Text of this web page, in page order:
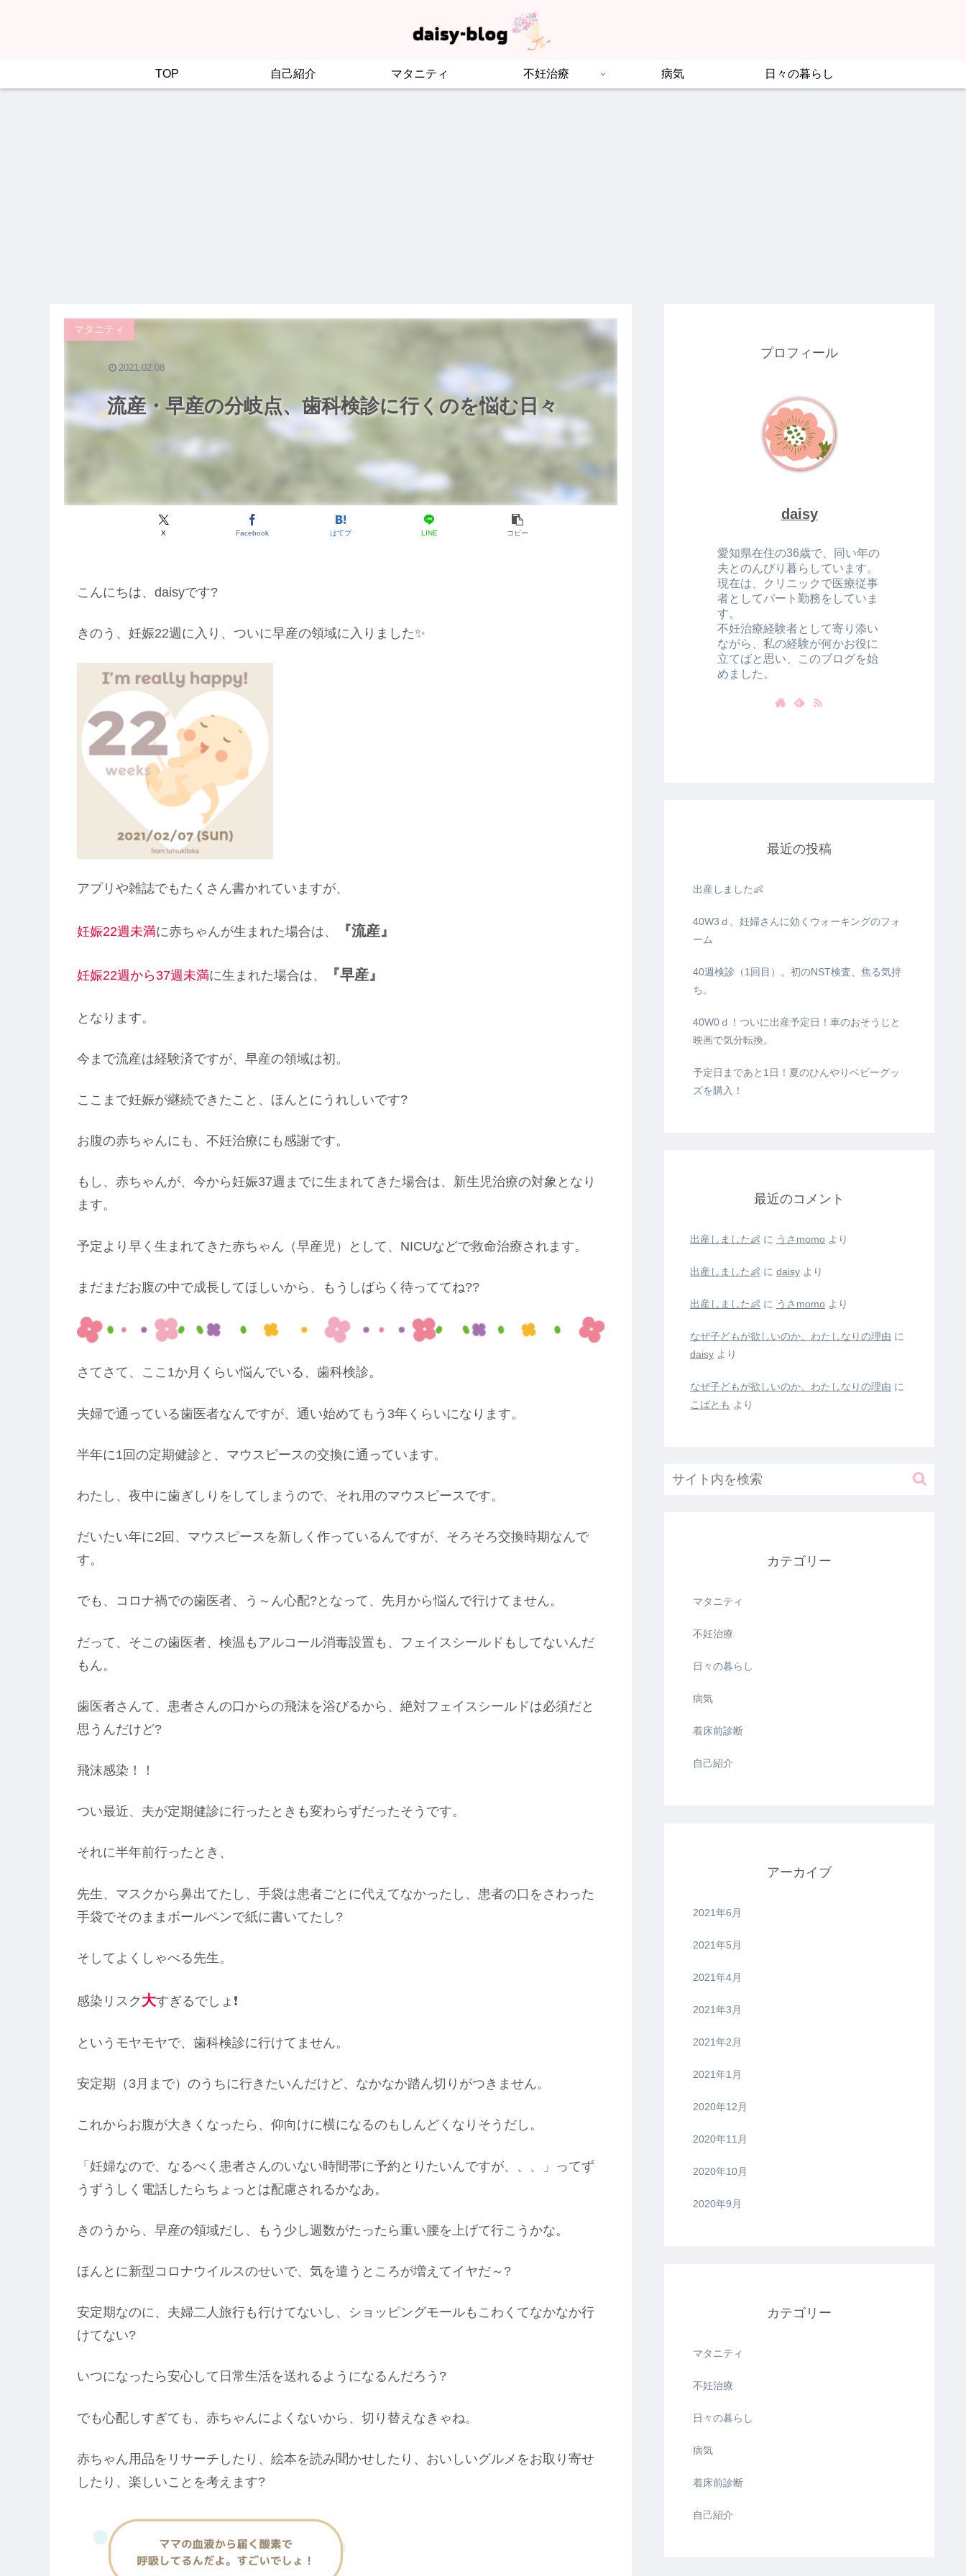
TOP 自己紹介 マタニティ 不妊治療 病気 日々の暮らし
流産・早産の分岐点、歯科検診に行くのを悩む日々
マタニティ
X Facebook はてブ LINE コピー
2021.02.08
こんにちは、daisyです?
きのう、妊娠22週に入り、ついに早産の領域に入りました✨
アプリや雑誌でもたくさん書かれていますが、
妊娠22週未満に赤ちゃんが生まれた場合は、 『流産』
妊娠22週から37週未満に生まれた場合は、 『早産』
となります。
今まで流産は経験済ですが、早産の領域は初。
ここまで妊娠が継続できたこと、ほんとにうれしいです?
お腹の赤ちゃんにも、不妊治療にも感謝です。
もし、赤ちゃんが、今から妊娠37週までに生まれてきた場合は、新生児治療の対象となり
ます。
予定より早く生まれてきた赤ちゃん（早産児）として、NICUなどで救命治療されます。
まだまだお腹の中で成長してほしいから、もうしばらく待っててね??
さてさて、ここ1か月くらい悩んでいる、歯科検診。
夫婦で通っている歯医者なんですが、通い始めてもう3年くらいになります。
半年に1回の定期健診と、マウスピースの交換に通っています。
わたし、夜中に歯ぎしりをしてしまうので、それ用のマウスピースです。
だいたい年に2回、マウスピースを新しく作っているんですが、そろそろ交換時期なんで
す。
でも、コロナ禍での歯医者、う～ん心配?となって、先月から悩んで行けてません。
だって、そこの歯医者、検温もアルコール消毒設置も、フェイスシールドもしてないんだ
もん。
歯医者さんて、患者さんの口からの飛沫を浴びるから、絶対フェイスシールドは必須だと
思うんだけど?
飛沫感染！！
つい最近、夫が定期健診に行ったときも変わらずだったそうです。
それに半年前行ったとき、
先生、マスクから鼻出てたし、手袋は患者ごとに代えてなかったし、患者の口をさわった
手袋でそのままボールペンで紙に書いてたし?
そしてよくしゃべる先生。
感染リスク 大すぎるでしょ❗
というモヤモヤで、歯科検診に行けてません。
安定期（3月まで）のうちに行きたいんだけど、なかなか踏ん切りがつきません。
これからお腹が大きくなったら、仰向けに横になるのもしんどくなりそうだし。
「妊婦なので、なるべく患者さんのいない時間帯に予約とりたいんですが、、、」ってず
うずうしく電話したらちょっとは配慮されるかなあ。
きのうから、早産の領域だし、もう少し週数がたったら重い腰を上げて行こうかな。
ほんとに新型コロナウイルスのせいで、気を遣うところが増えてイヤだ～?
安定期なのに、夫婦二人旅行も行けてないし、ショッピングモールもこわくてなかなか行
けてない?
いつになったら安心して日常生活を送れるようになるんだろう?
でも心配しすぎても、赤ちゃんによくないから、切り替えなきゃね。
赤ちゃん用品をリサーチしたり、絵本を読み聞かせしたり、おいしいグルメをお取り寄せ
したり、楽しいことを考えます?
プロフィール
daisy
愛知県在住の36歳で、同い年の
夫とのんびり暮らしています。
現在は、クリニックで医療従事
者としてパート勤務をしていま
す。
不妊治療経験者として寄り添い
ながら、私の経験が何かお役に
立てばと思い、このブログを始
めました。
最近の投稿
出産しました👶
40W3ｄ。妊婦さんに効くウォーキングのフォ
ーム
40週検診（1回目）。初のNST検査、焦る気持
ち。
40W0ｄ！ついに出産予定日！車のおそうじと
映画で気分転換。
予定日まであと1日！夏のひんやりベビーグッ
ズを購入！
最近のコメント
出産しました👶 に うさmomo より
出産しました👶 に daisy より
出産しました👶 に うさmomo より
なぜ子どもが欲しいのか、わたしなりの理由 に
daisy より
なぜ子どもが欲しいのか、わたしなりの理由 に
こばとも より
カテゴリー
マタニティ
不妊治療
日々の暮らし
病気
着床前診断
自己紹介
アーカイブ
2021年6月
2021年5月
2021年4月
2021年3月
2021年2月
2021年1月
2020年12月
2020年11月
2020年10月
2020年9月
カテゴリー
マタニティ
不妊治療
日々の暮らし
病気
着床前診断
自己紹介